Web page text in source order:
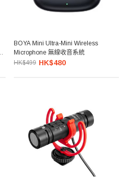
BOYA Mini Ultra-Mini Wireless
Microphone 無線收音系統
HK$499 HK$480